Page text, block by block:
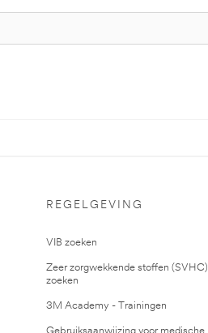
REGELGEVING
VIB zoeken
Zeer zorgwekkende stoffen (SVHC)
zoeken
3M Academy - Trainingen